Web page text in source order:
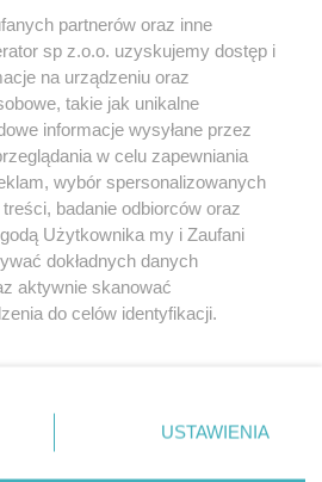
regulamin korzystania z portali
Skontakuj sięz nami
Kontakt
Wydawca
Redakcja
partnerów oraz inne
sp z.o.o. uzyskujemy dostęp i
na urządzeniu oraz
takie jak unikalne
informacje wysyłane przez
w celu zapewniania
wybór spersonalizowanych
badanie odbiorców oraz
Użytkownika my i Zaufani
dokładnych danych
aktywnie skanować
do celów identyfikacji.
przycisk ustawień prywatności
dolnym rogu strony
nie wymagają zgody
USTAWIENIA